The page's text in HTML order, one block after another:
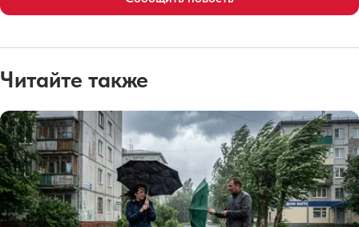
Читайте также